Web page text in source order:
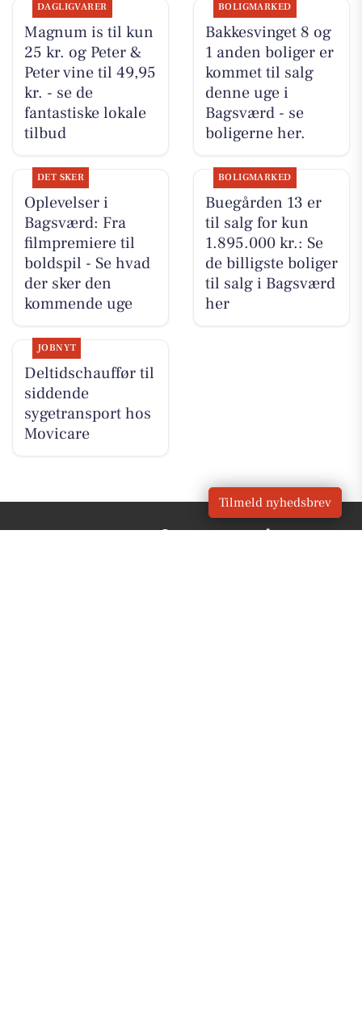
DAGLIGVARER
Magnum is til kun
25 kr. og Peter &
Peter vine til 49,95
kr. - se de
fantastiske lokale
tilbud
BOLIGMARKED
Bakkesvinget 8 og
1 anden boliger er
kommet til salg
denne uge i
Bagsværd - se
boligerne her.
DET SKER
Oplevelser i
Bagsværd: Fra
filmpremiere til
boldspil - Se hvad
der sker den
kommende uge
BOLIGMARKED
Buegården 13 er
til salg for kun
1.895.000 kr.: Se
de billigste boliger
til salg i Bagsværd
her
JOBNYT
Deltidschauffør til
siddende
sygetransport hos
Movicare
VORES Bagsværd
Tilmeld nyhedsbrev